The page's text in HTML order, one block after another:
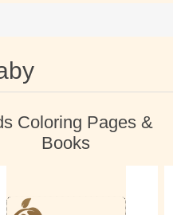
Coloring Pages &
Books